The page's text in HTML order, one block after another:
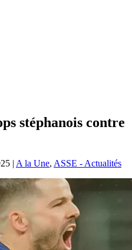
stéphanois contre
| A la Une, ASSE - Actualités